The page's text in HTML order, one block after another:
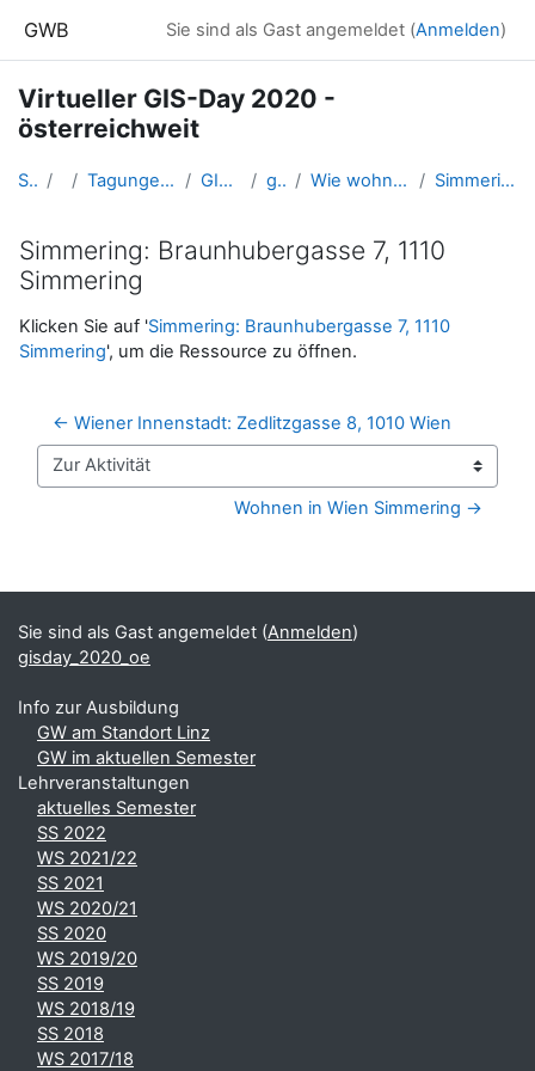
GWB Sie sind als Gast angemeldet (Anmelden)
Virtueller GIS-Day 2020 -
österreichweit
Startseite Kurse Tagungen, Events und Arbeitsgemeinschaften GW GIS-Day in Oberösterreich gisday_2020_oe Wie wohnt man in Wien? Ein Workshop mit Google Earth Simmering: Braunhubergasse 7, 1110 Simmering
Simmering: Braunhubergasse 7, 1110
Simmering
Abschlussbedingungen
Klicken Sie auf 'Simmering: Braunhubergasse 7, 1110
Simmering', um die Ressource zu öffnen.
← Wiener Innenstadt: Zedlitzgasse 8, 1010 Wien
Zur Aktivität
Wohnen in Wien Simmering →
Ergänzungsblöcke
Sie sind als Gast angemeldet (Anmelden)
gisday_2020_oe
Info zur Ausbildung
GW am Standort Linz
GW im aktuellen Semester
Lehrveranstaltungen
aktuelles Semester
SS 2022
WS 2021/22
SS 2021
WS 2020/21
SS 2020
WS 2019/20
SS 2019
WS 2018/19
SS 2018
WS 2017/18